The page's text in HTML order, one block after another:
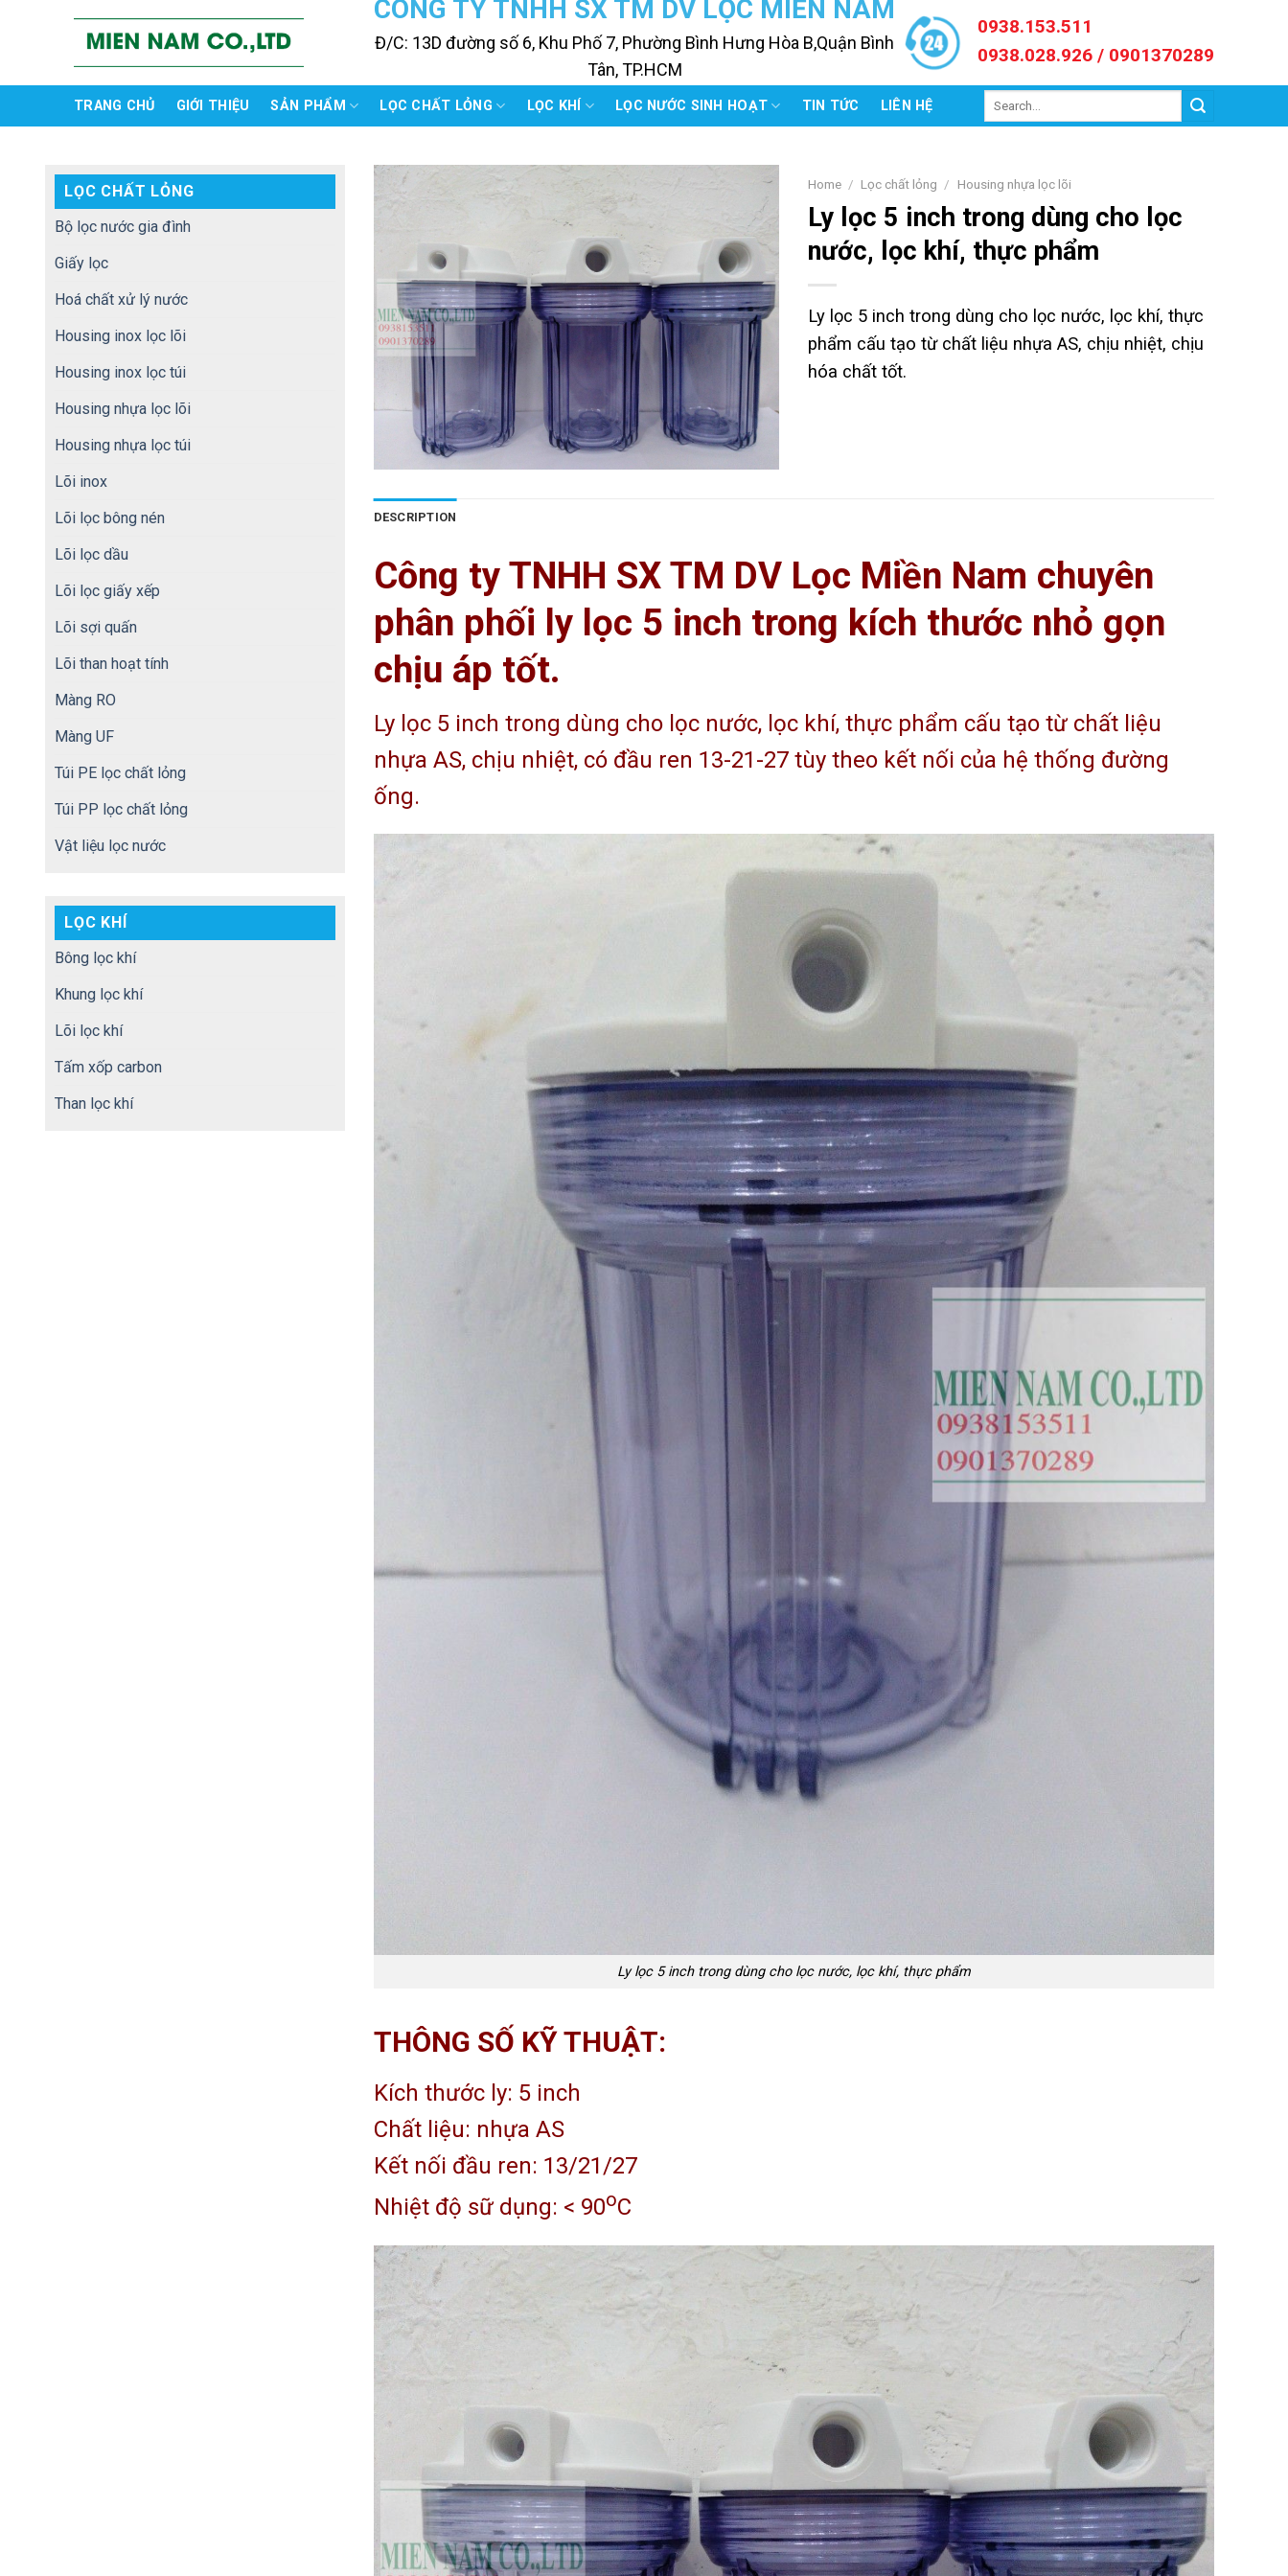
CÔNG TY TNHH SX TM DV LỌC MIỀN NAM
Đ/C: 13D đường số 6, Khu Phố 7, Phường Bình Hưng Hòa B,Quận Bình
Tân, TP.HCM
0938.153.511
0938.028.926 / 0901370289
TRANG CHỦ GIỚI THIỆU SẢN PHẨM LỌC CHẤT LỎNG LỌC KHÍ LỌC NƯỚC SINH HOẠT TIN TỨC LIÊN HỆ
LỌC CHẤT LỎNG
Bộ lọc nước gia đình
Giấy lọc
Hoá chất xử lý nước
Housing inox lọc lõi
Housing inox lọc túi
Housing nhựa lọc lõi
Housing nhựa lọc túi
Lõi inox
Lõi lọc bông nén
Lõi lọc dầu
Lõi lọc giấy xếp
Lõi sợi quấn
Lõi than hoạt tính
Màng RO
Màng UF
Túi PE lọc chất lỏng
Túi PP lọc chất lỏng
Vật liệu lọc nước
LỌC KHÍ
Bông lọc khí
Khung lọc khí
Lõi lọc khí
Tấm xốp carbon
Than lọc khí
Home / Lọc chất lỏng / Housing nhựa lọc lõi
Ly lọc 5 inch trong dùng cho lọc
nước, lọc khí, thực phẩm
Ly lọc 5 inch trong dùng cho lọc nước, lọc khí, thực
phẩm cấu tạo từ chất liệu nhựa AS, chịu nhiệt, chịu
hóa chất tốt.
DESCRIPTION
Công ty TNHH SX TM DV Lọc Miền Nam chuyên
phân phối ly lọc 5 inch trong kích thước nhỏ gọn
chịu áp tốt.
Ly lọc 5 inch trong dùng cho lọc nước, lọc khí, thực phẩm cấu tạo từ chất liệu
nhựa AS, chịu nhiệt, có đầu ren 13-21-27 tùy theo kết nối của hệ thống đường
ống.
Ly lọc 5 inch trong dùng cho lọc nước, lọc khí, thực phẩm
THÔNG SỐ KỸ THUẬT:
Kích thước ly: 5 inch
Chất liệu: nhựa AS
Kết nối đầu ren: 13/21/27
Nhiệt độ sữ dụng: < 90oC